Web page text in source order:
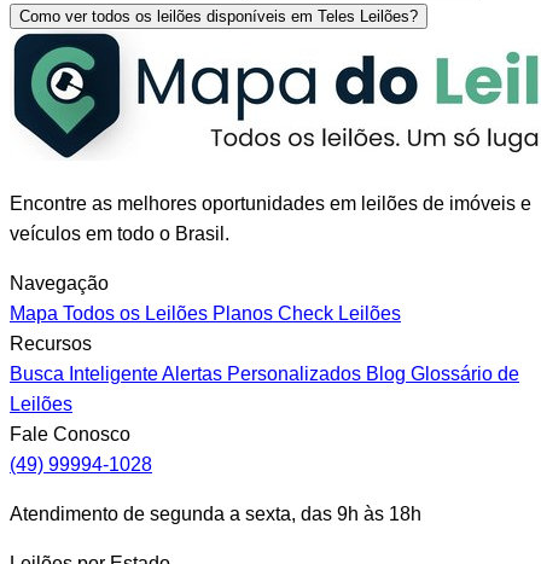
Como ver todos os leilões disponíveis em Teles Leilões?
Encontre as melhores oportunidades em leilões de imóveis e
veículos em todo o Brasil.
Navegação
Mapa Todos os Leilões Planos Check Leilões
Recursos
Busca InteligenteAlertas Personalizados Blog Glossário de
Leilões
Fale Conosco
(49) 99994-1028
Atendimento de segunda a sexta, das 9h às 18h